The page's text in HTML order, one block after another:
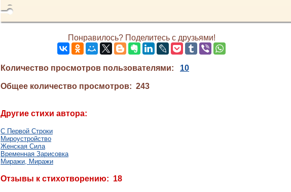
Понравилось? Поделитесь с друзьями!
Количество просмотров пользователями: 10
Общее количество просмотров: 243
Другие стихи автора:
С Первой Строки
Мироустройство
Женская Сила
Временная Зарисовка
Миражи, Миражи
Отзывы к стихотворению: 18